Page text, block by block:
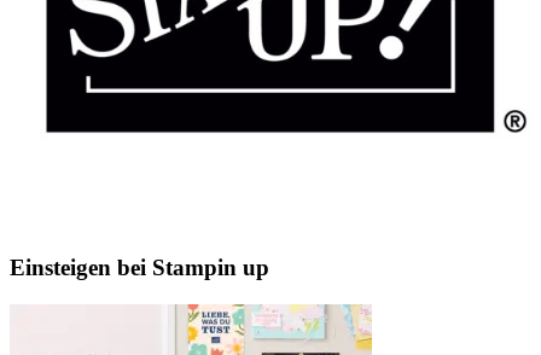
Einsteigen bei Stampin up